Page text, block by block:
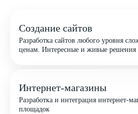
Создание сайтов
Разработка сайтов любого уровня
ценам. Интересные и живые решения
Интернет-магазины
Разработка и интеграция интернет-
площадок